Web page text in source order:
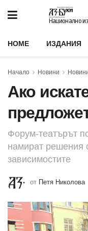
Национално
HOME ИЗДАНИЯ
Начало Новини
Ако
Форум-театърът
намират решения
зависимостите
от Петя Николова